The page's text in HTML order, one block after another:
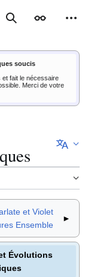
RechercherApparence
soucis
et fait le nécessaire
Merci de votre
et Violet
Ensemble
►
Évolutions